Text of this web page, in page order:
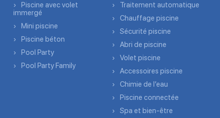
Piscine avec volet
immergé
Mini piscine
Piscine béton
Pool Party
Pool Party Family
Traitement automatique
Chauffage piscine
Sécurité piscine
Abri de piscine
Volet piscine
Accessoires piscine
Chimie de l’eau
Piscine connectée
Spa et bien-être